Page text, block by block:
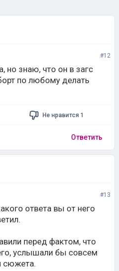
#12
но знаю, что он в загс
по любому делать
Не нравится 1
Ответить
#13
ответа вы от него
перед фактом, что
услышали бы совсем
сюжета.